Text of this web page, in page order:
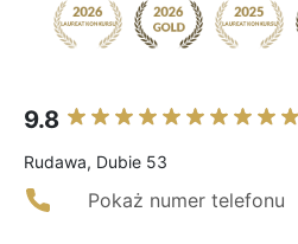
9.8
Rudawa, Dubie 53
Pokaż numer telefonu